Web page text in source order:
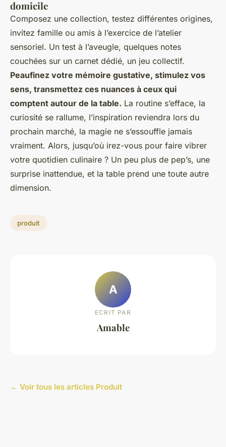
domicile
Composez une collection, testez différentes origines,
invitez famille ou amis à l’exercice de l’atelier
sensoriel. Un test à l’aveugle, quelques notes
couchées sur un carnet dédié, un jeu collectif.
Peaufinez votre mémoire gustative, stimulez vos
sens, transmettez ces nuances à ceux qui
comptent autour de la table. La routine s’efface, la
curiosité se rallume, l’inspiration reviendra lors du
prochain marché, la magie ne s’essouffle jamais
vraiment. Alors, jusqu’où irez-vous pour faire vibrer
votre quotidien culinaire ? Un peu plus de pep’s, une
surprise inattendue, et la table prend une toute autre
dimension.
produit
A
ECRIT PAR
Amable
← Voir tous les articles Produit